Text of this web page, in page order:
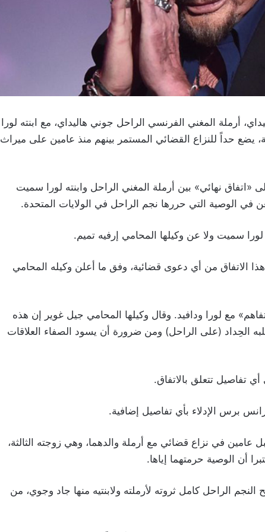
أرملة المغني الفرنسي الراحل جوني هاليداي، مع ابنته لورا
يضع حداً للنزاع القضائي المستمر بينهم منذ عامين على ميراث
«اتفاق نهائي» بين أرملة المغني الراحل وابنته لورا سميت
في الوصية التي حررها نجم الراحل في الولايات المتحدة.
سميت ولا عن وكيلها المحامي إرفيه تميم.
الاتفاق من أي دعوى قضائية، وفق ما أعلن وكيله المحامي
مع لورا ودافيد. وقال وكيلها المحامي جيل غوير إن هذه
الحِداد (على الراحل) ومن ضرورة أن يسود الصفاء العلاقات
تفاصيل تتعلق بالاتفاق.
برس الإدلاء بأي تفاصيل إضافية.
عامين في نزاع قضائي مع أرملة والدهما، وهي زوجته الثالثة،
أن الوصية حرمتهما إياها.
الوصية العائدة لعام 2014، منح النجم الراحل كامل ثروته لأرملته ولابنتيه منها جاد وجوي، من